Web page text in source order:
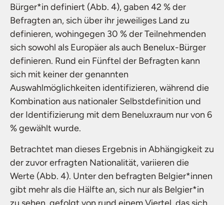
Bürger*in definiert (Abb. 4), gaben 42 % der
Befragten an, sich über ihr jeweiliges Land zu
definieren, wohingegen 30 % der Teilnehmenden
sich sowohl als Europäer als auch Benelux-Bürger
definieren. Rund ein Fünftel der Befragten kann
sich mit keiner der genannten
Auswahlmöglichkeiten identifizieren, während die
Kombination aus nationaler Selbstdefinition und
der Identifizierung mit dem Beneluxraum nur von 6
% gewählt wurde.
Betrachtet man dieses Ergebnis in Abhängigkeit zu
der zuvor erfragten Nationalität, variieren die
Werte (Abb. 4). Unter den befragten Belgier*innen
gibt mehr als die Hälfte an, sich nur als Belgier*in